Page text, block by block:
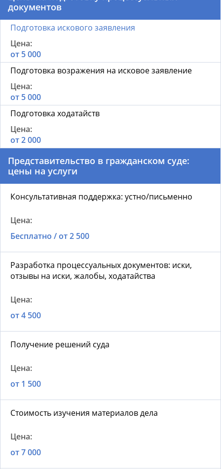
документов
Подготовка искового заявления
от 5 000
Подготовка возражения на исковое заявление
от 5 000
Подготовка ходатайств
от 2 000
Представительство в гражданском суде:
цены на услуги
Консультативная поддержка: устно/письменно
Бесплатно / от 2 500
Разработка процессуальных документов: иски,
отзывы на иски, жалобы, ходатайства
от 4 500
Получение решений суда
от 1 500
Стоимость изучения материалов дела
от 7 000